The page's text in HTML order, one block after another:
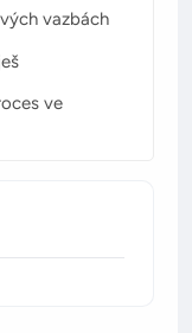
vazbách
ve